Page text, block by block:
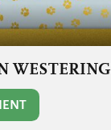
WESTERING